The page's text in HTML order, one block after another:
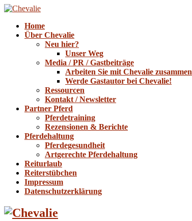
Home
Über Chevalie
Neu hier?
Unser Weg
Media / PR / Gastbeiträge
Arbeiten Sie mit Chevalie zusammen
Werde Gastautor bei Chevalie!
Ressourcen
Kontakt / Newsletter
Partner Pferd
Pferdetraining
Rezensionen & Berichte
Pferdehaltung
Pferdegesundheit
Artgerechte Pferdehaltung
Reiturlaub
Reiterstübchen
Impressum
Datenschutzerklärung